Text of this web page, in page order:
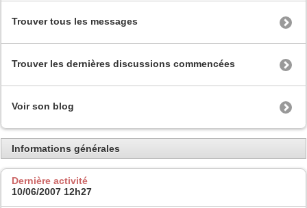
Trouver tous les messages
Trouver les dernières discussions commencées
Voir son blog
Informations générales
Dernière activité
10/06/2007 12h27